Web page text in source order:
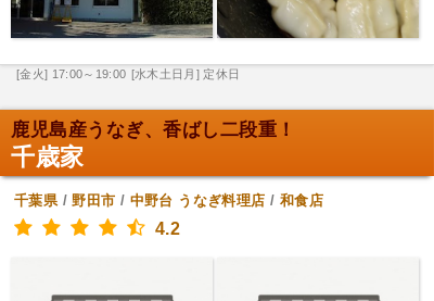
[金火] 17:00～19:00 [水木土日月] 定休日
鹿児島産うなぎ、香ばし二段重！
千歳家
千葉県/野田市 / 中野台 うなぎ料理店 / 和食店
4.2